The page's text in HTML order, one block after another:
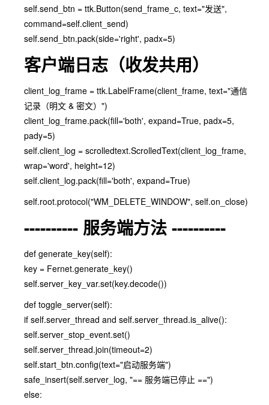
self.send_btn = ttk.Button(send_frame_c, text="发送",
command=self.client_send)
self.send_btn.pack(side='right', padx=5)
客户端日志（收发共用）
client_log_frame = ttk.LabelFrame(client_frame, text="通信
记录（明文 & 密文）")
client_log_frame.pack(fill='both', expand=True, padx=5,
pady=5)
self.client_log = scrolledtext.ScrolledText(client_log_frame,
wrap='word', height=12)
self.client_log.pack(fill='both', expand=True)
self.root.protocol("WM_DELETE_WINDOW", self.on_close)
---------- 服务端方法 ----------
def generate_key(self):
key = Fernet.generate_key()
self.server_key_var.set(key.decode())
def toggle_server(self):
if self.server_thread and self.server_thread.is_alive():
self.server_stop_event.set()
self.server_thread.join(timeout=2)
self.start_btn.config(text="启动服务端")
safe_insert(self.server_log, "== 服务端已停止 ==")
else: